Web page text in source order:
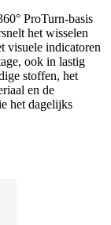
ProTurn‑basis
het wisselen
visuele indicatoren
ook in lastig
stoffen, het
en de
het dagelijks